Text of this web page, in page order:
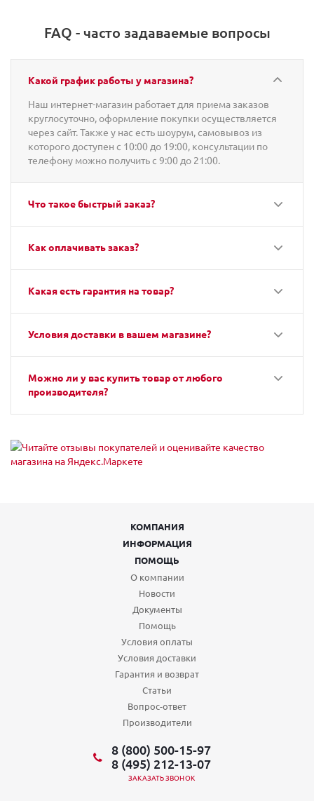
FAQ - часто задаваемые вопросы
Какой график работы у магазина?
Наш интернет-магазин работает для приема заказов
круглосуточно, оформление покупки осуществляется
через сайт. Также у нас есть шоурум, самовывоз из
которого доступен с 10:00 до 19:00, консультации по
телефону можно получить с 9:00 до 21:00.
Что такое быстрый заказ?
Как оплачивать заказ?
Какая есть гарантия на товар?
Условия доставки в вашем магазине?
Можно ли у вас купить товар от любого
производителя?
КОМПАНИЯ
ИНФОРМАЦИЯ
ПОМОЩЬ
О компании
Новости
Документы
Помощь
Условия оплаты
Условия доставки
Гарантия и возврат
Статьи
Вопрос-ответ
Производители
8 (800) 500-15-97
8 (495) 212-13-07
ЗАКАЗАТЬ ЗВОНОК